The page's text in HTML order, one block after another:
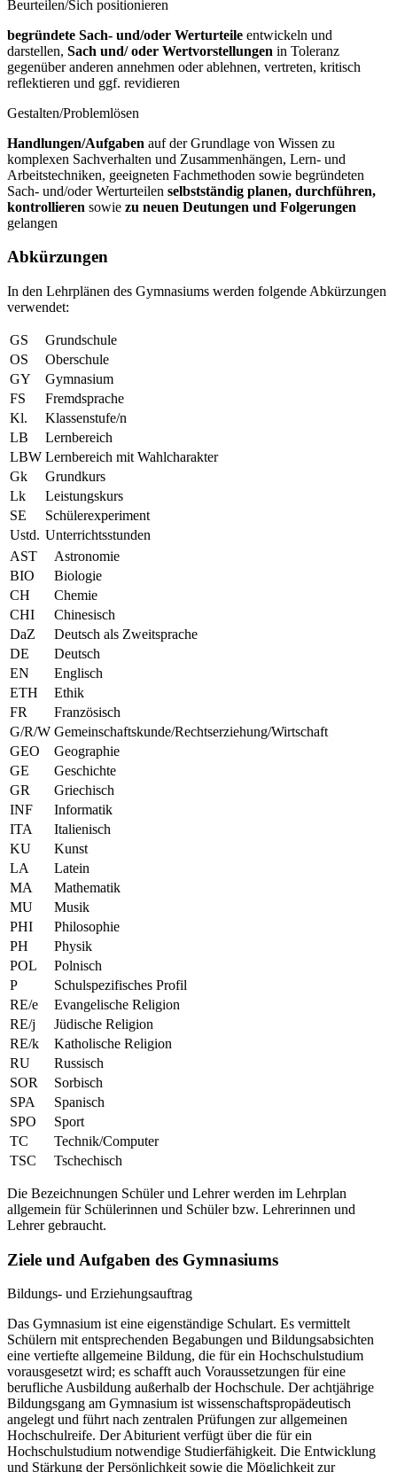
Beurteilen/Sich positionieren
begründete Sach- und/oder Werturteile entwickeln und
darstellen, Sach und/oder Wertvorstellungen in Toleranz
gegenüber anderen annehmen oder ablehnen, vertreten, kritisch
reflektieren und ggf. revidieren
Gestalten/Problemlösen
Handlungen/Aufgaben auf der Grundlage von Wissen zu
komplexen Sachverhalten und Zusammenhängen, Lern- und
Arbeitstechniken, geeigneten Fachmethoden sowie begründeten
Sach- und/oder Werturteilen selbstständig planen, durchführen,
kontrollieren sowie zu neuen Deutungen und Folgerungen
gelangen
Abkürzungen
In den Lehrplänen des Gymnasiums werden folgende Abkürzungen
verwendet:
GS
Grundschule
OS
Oberschule
GY
Gymnasium
FS
Fremdsprache
Kl.
Klassenstufe/n
LB
Lernbereich
LBW Lernbereich mit Wahlcharakter
Gk
Grundkurs
Lk
Leistungskurs
SE
Schülerexperiment
Ustd. Unterrichtsstunden
AST
Astronomie
BIO
Biologie
CH
Chemie
CHI
Chinesisch
DaZ
Deutsch als Zweitsprache
DE
Deutsch
EN
Englisch
ETH
Ethik
FR
Französisch
G/R/W Gemeinschaftskunde/Rechtserziehung/Wirtschaft
GEO
Geographie
GE
Geschichte
GR
Griechisch
INF
Informatik
ITA
Italienisch
KU
Kunst
LA
Latein
MA
Mathematik
MU
Musik
PHI
Philosophie
PH
Physik
POL
Polnisch
P
Schulspezifisches Profil
RE/e
Evangelische Religion
RE/j
Jüdische Religion
RE/k
Katholische Religion
RU
Russisch
SOR
Sorbisch
SPA
Spanisch
SPO
Sport
TC
Technik/Computer
TSC
Tschechisch
Die Bezeichnungen Schüler und Lehrer werden im Lehrplan
allgemein für Schülerinnen und Schüler bzw. Lehrerinnen und
Lehrer gebraucht.
Ziele und Aufgaben des Gymnasiums
Bildungs- und Erziehungsauftrag
Das Gymnasium ist eine eigenständige Schulart. Es vermittelt
Schülern mit entsprechenden Begabungen und Bildungsabsichten
eine vertiefte allgemeine Bildung, die für ein Hochschulstudium
vorausgesetzt wird; es schafft auch Voraussetzungen für eine
berufliche Ausbildung außerhalb der Hochschule. Der achtjährige
Bildungsgang am Gymnasium ist wissenschaftspropädeutisch
angelegt und führt nach zentralen Prüfungen zur allgemeinen
Hochschulreife. Der Abiturient verfügt über die für ein
Hochschulstudium notwendige Studierfähigkeit. Die Entwicklung
und Stärkung der Persönlichkeit sowie die Möglichkeit zur